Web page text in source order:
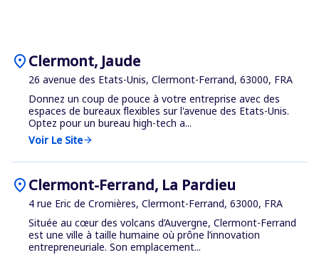
location_onClermont, Jaude
26 avenue des Etats-Unis, Clermont-Ferrand, 63000, FRA
Donnez un coup de pouce à votre entreprise avec des
espaces de bureaux flexibles sur l'avenue des Etats-Unis.
Optez pour un bureau high-tech a...
Voir Le Sitearrow_forward
location_onClermont-Ferrand, La Pardieu
4 rue Eric de Cromières, Clermont-Ferrand, 63000, FRA
Située au cœur des volcans d’Auvergne, Clermont-Ferrand
est une ville à taille humaine où prône l’innovation
entrepreneuriale. Son emplacement...